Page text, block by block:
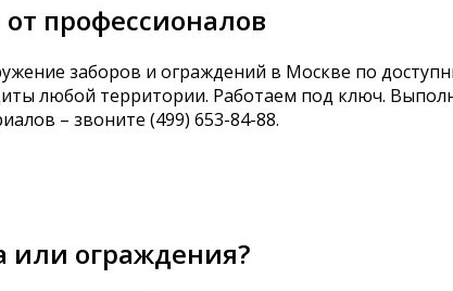
профессионалов
заборов и ограждений в Москве по
любой территории. Работаем под ключ.
– звоните (499) 653-84-88.
или ограждения?